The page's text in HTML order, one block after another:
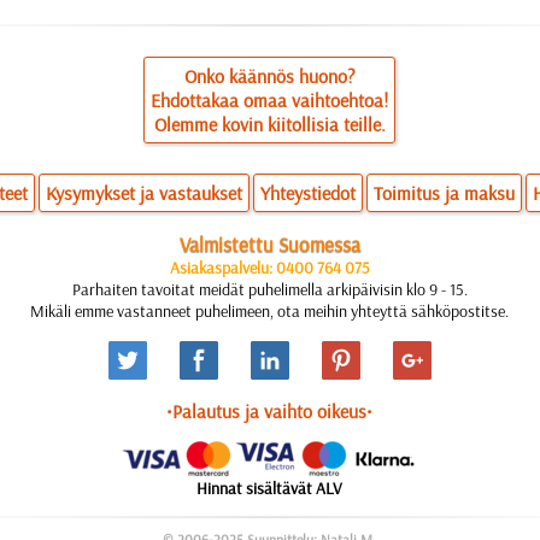
Onko käännös huono?
Ehdottakaa omaa vaihtoehtoa!
Olemme kovin kiitollisia teille.
Kysymykset ja vastaukset Yhteystiedot Toimitus ja maksu
Valmistettu Suomessa
Asiakaspalvelu: 0400 764 075
Parhaiten tavoitat meidät puhelimella arkipäivisin klo 9 - 15.
Mikäli emme vastanneet puhelimeen, ota meihin yhteyttä sähköpostitse.
•Palautus ja vaihto oikeus•
Hinnat sisältävät ALV